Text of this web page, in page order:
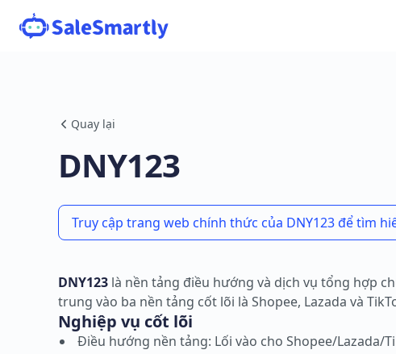
Quay lại
DNY123
Truy cập trang web chính thức của DNY123 để tìm
DNY123 là nền tảng điều hướng và dịch vụ tổng hợp
trung vào ba nền tảng cốt lõi là Shopee, Lazada và
Nghiệp vụ cốt lõi
Điều hướng nền tảng: Lối vào cho Shopee/Lazada/